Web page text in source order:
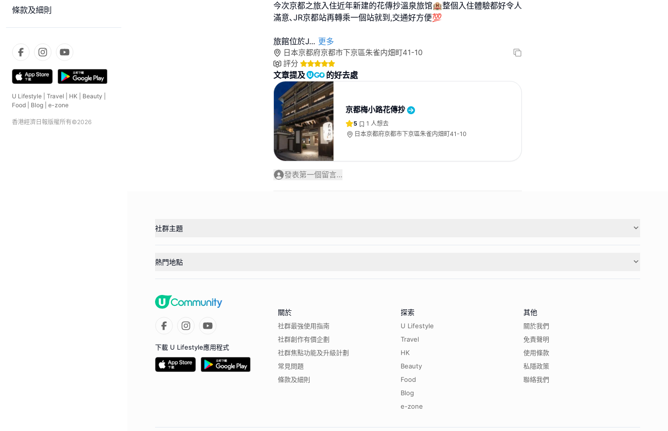
條款及細則
U Lifestyle Travel HK Beauty
Food
Blog e-zone
香港經濟日報版權所有©2026
今次京都之旅入住近年新建的花傳抄溫泉旅馆🏨整個入住體驗都好令人
滿意､JR京都站再轉乘一個站就到,交通好方便💯
旅館位於J... 更多
日本京都府京都市下京區朱雀内畑町41-10
評分
文章提及 的好去處
京都梅小路花傳抄
5 1 人想去
日本京都府京都市下京區朱雀内畑町41-10
發表第一個留言...
社群主題
熱門地點
下載 U Lifestyle應用程式
關於
社群最強使用指南
社群創作有價企劃
社群焦點功能及升級計劃
常見問題
條款及細則
探索
U Lifestyle
Travel
HK
Beauty
Food
Blog
e-zone
其他
關於我們
免責聲明
使用條款
私隱政策
聯絡我們